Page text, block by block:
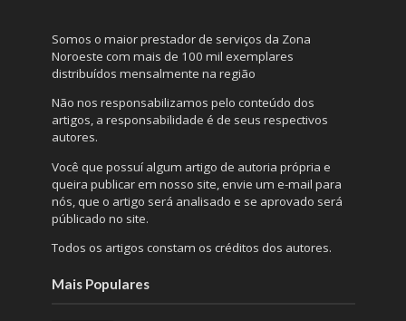
Somos o maior prestador de serviços da Zona
Noroeste com mais de 100 mil exemplares
distribuídos mensalmente na região
Não nos responsabilizamos pelo conteúdo dos
artigos, a responsabilidade é de seus respectivos
autores.
Você que possuí algum artigo de autoria própria e
queira publicar em nosso site, envie um e-mail para
nós, que o artigo será analisado e se aprovado será
públicado no site.
Todos os artigos constam os créditos dos autores.
Mais Populares